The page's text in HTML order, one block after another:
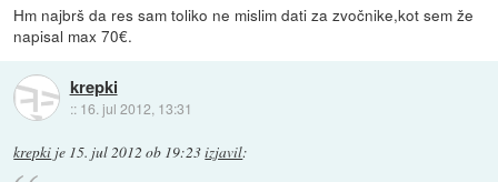
Hm najbrš da res sam toliko ne mislim dati za zvočnike,kot sem že
napisal max 70€.
krepki
:: 16. jul 2012, 13:31
krepki je 15. jul 2012 ob 19:23izjavil: